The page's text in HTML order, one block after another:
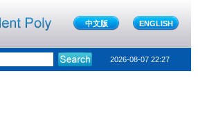
中文版 ENGLISH
2026-08-07 22:27